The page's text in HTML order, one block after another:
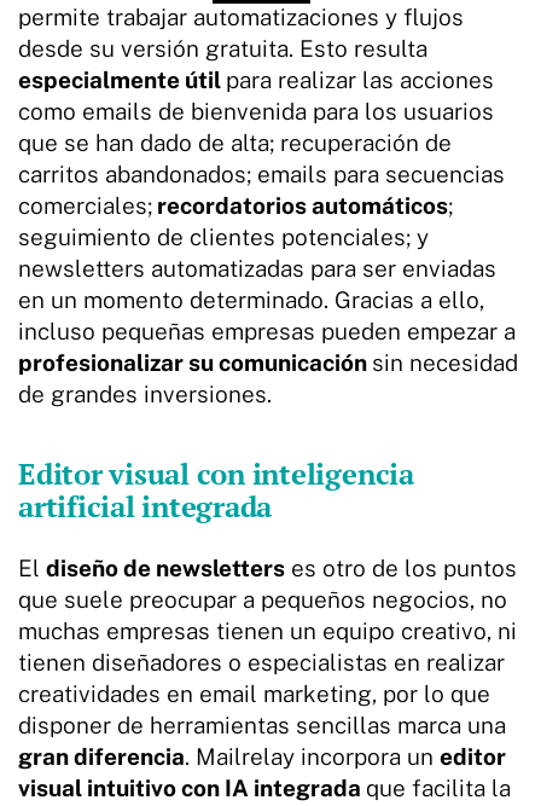
permite trabajar automatizaciones y flujos
desde su versión gratuita. Esto resulta
especialmente útil para realizar las acciones
como emails de bienvenida para los usuarios
que se han dado de alta; recuperación de
carritos abandonados; emails para secuencias
comerciales; recordatorios automáticos;
seguimiento de clientes potenciales; y
newsletters automatizadas para ser enviadas
en un momento determinado. Gracias a ello,
incluso pequeñas empresas pueden empezar a
profesionalizar su comunicación sin necesidad
de grandes inversiones.
Editor visual con inteligencia
artificial integrada
El diseño de newsletters es otro de los puntos
que suele preocupar a pequeños negocios, no
muchas empresas tienen un equipo creativo, ni
tienen diseñadores o especialistas en realizar
creatividades en email marketing, por lo que
disponer de herramientas sencillas marca una
gran diferencia. Mailrelay incorpora un editor
visual intuitivo con IA integrada que facilita la